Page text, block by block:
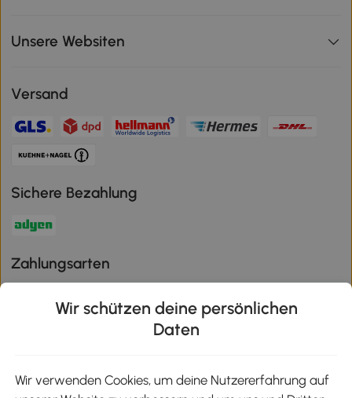
Unsere Websiten
Versand
Sichere Bezahlung
Zahlungsarten
Wir schützen deine persönlichen
Daten
Wir verwenden Cookies, um deine Nutzererfahrung auf